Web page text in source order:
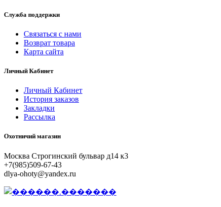
Служба поддержки
Связаться с нами
Возврат товара
Карта сайта
Личный Кабинет
Личный Кабинет
История заказов
Закладки
Рассылка
Охотничий магазин
Москва Строгинский бульвар д14 к3
+7(985)509-67-43
dlya-ohoty@yandex.ru